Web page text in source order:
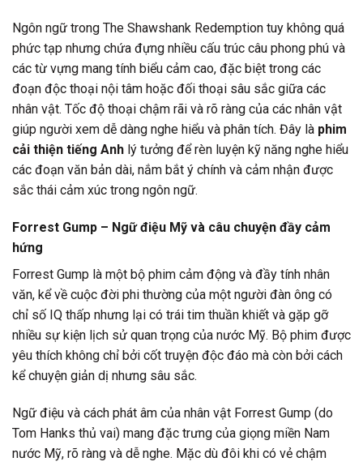
Ngôn ngữ trong The Shawshank Redemption tuy không quá
phức tạp nhưng chứa đựng nhiều cấu trúc câu phong phú và
các từ vựng mang tính biểu cảm cao, đặc biệt trong các
đoạn độc thoại nội tâm hoặc đối thoại sâu sắc giữa các
nhân vật. Tốc độ thoại chậm rãi và rõ ràng của các nhân vật
giúp người xem dễ dàng nghe hiểu và phân tích. Đây là phim
cải thiện tiếng Anh lý tưởng để rèn luyện kỹ năng nghe hiểu
các đoạn văn bản dài, nắm bắt ý chính và cảm nhận được
sắc thái cảm xúc trong ngôn ngữ.
Forrest Gump – Ngữ điệu Mỹ và câu chuyện đầy cảm
hứng
Forrest Gump là một bộ phim cảm động và đầy tính nhân
văn, kể về cuộc đời phi thường của một người đàn ông có
chỉ số IQ thấp nhưng lại có trái tim thuần khiết và gặp gỡ
nhiều sự kiện lịch sử quan trọng của nước Mỹ. Bộ phim được
yêu thích không chỉ bởi cốt truyện độc đáo mà còn bởi cách
kể chuyện giản dị nhưng sâu sắc.
Ngữ điệu và cách phát âm của nhân vật Forrest Gump (do
Tom Hanks thủ vai) mang đặc trưng của giọng miền Nam
nước Mỹ, rõ ràng và dễ nghe. Mặc dù đôi khi có vẻ chậm